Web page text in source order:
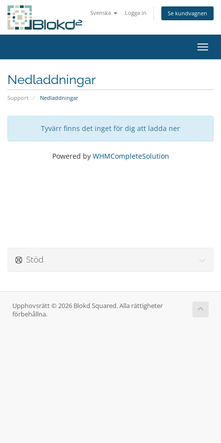
Svenska Logga in Se kundvagnen
Nedladdningar
Support Nedladdningar
Tyvärr finns det inget för dig att ladda ner
Powered by WHMCompleteSolution
Stöd
Upphovsrätt © 2026 Blokd Squared. Alla rättigheter
förbehållna.